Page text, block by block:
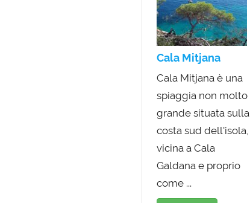
Cala Mitjana
Cala Mitjana è una
spiaggia non molto
grande situata sulla
costa sud dell'isola,
vicina a Cala
Galdana e proprio
come ...